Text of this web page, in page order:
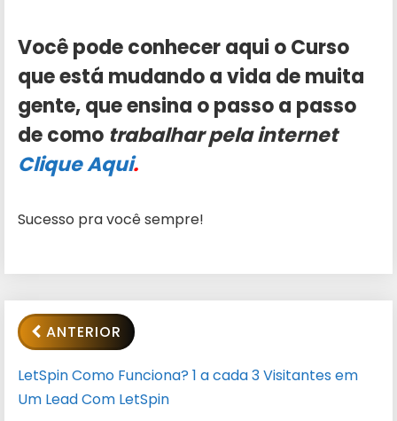
Você pode conhecer aqui o Curso
que está mudando a vida de muita
gente, que ensina o passo a passo
de como trabalhar pela internet
Clique Aqui.
Sucesso pra você sempre!
ANTERIOR
LetSpin Como Funciona? 1 a cada 3 Visitantes em
Um Lead Com LetSpin